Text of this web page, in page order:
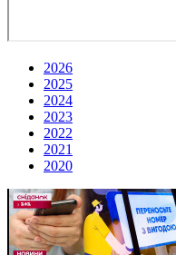
2026
2025
2024
2023
2022
2021
2020